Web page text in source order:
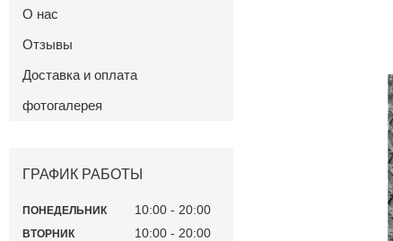
О нас
Отзывы
Доставка и оплата
фотогалерея
ГРАФИК РАБОТЫ
ПОНЕДЕЛЬНИК 10:00 20:00
ВТОРНИК 10:00 20:00